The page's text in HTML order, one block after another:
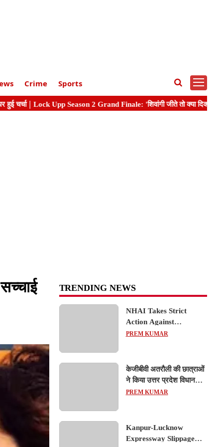
Crime Sports
TRENDING NEWS
NHAI Takes Strict
Action Against
Concessionaire,
Expressway Issues
PREM KUMAR
केजीबीवी अतरौली की छात्राओं
ने किया उत्तर प्रदेश विधानसभा
का शैक्षिक भ्रमण, लोकतांत्रिक
PREM KUMAR
Kanpur-Lucknow
Expressway Slippage